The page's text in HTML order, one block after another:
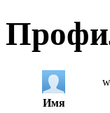
Имя